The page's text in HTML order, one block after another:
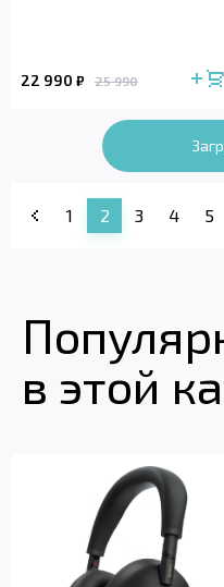
22 990 ₽ 25 990
1 2 3 4 5
в этой